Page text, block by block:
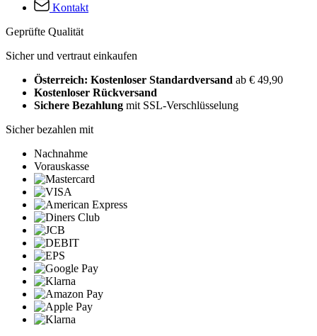
Kontakt
Geprüfte Qualität
Sicher und vertraut einkaufen
Österreich: Kostenloser Standardversand ab € 49,90
Kostenloser Rückversand
Sichere Bezahlung mit SSL-Verschlüsselung
Sicher bezahlen mit
Nachnahme
Vorauskasse